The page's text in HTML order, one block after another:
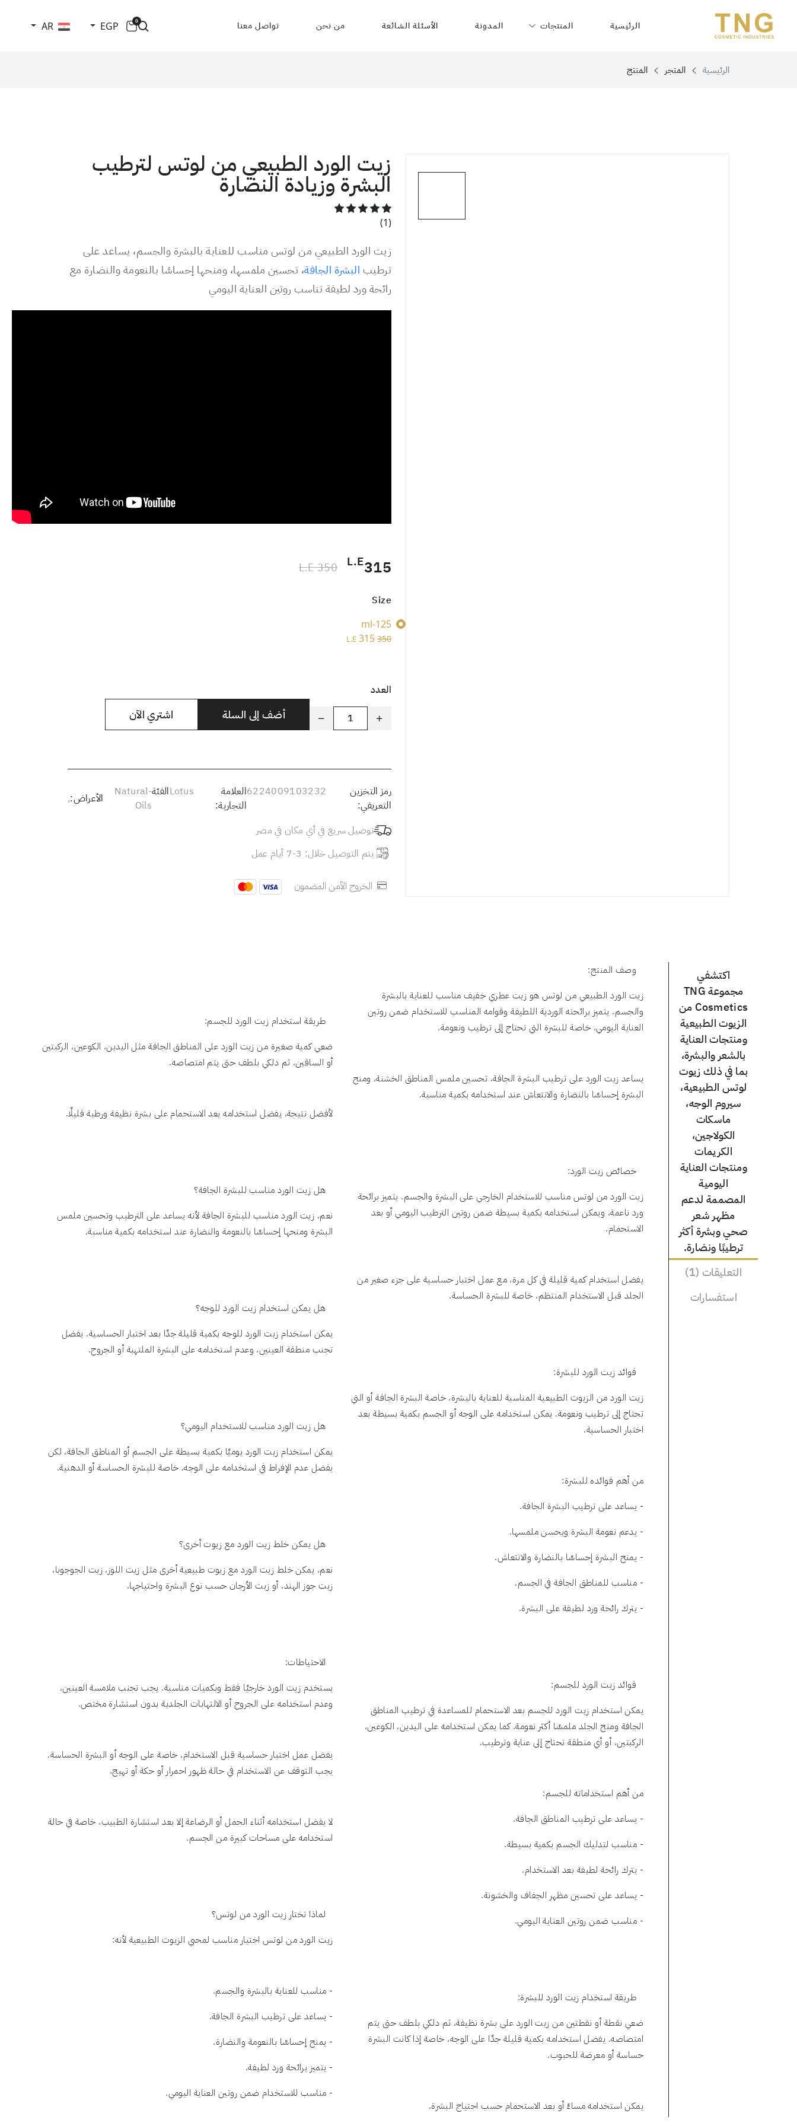
الرئيسية المنتجات المدونة الأسئلة الشائعة من نحن تواصل معنا 0
EGP
AR
الرئيسية المتجر المنتج
زيت الورد الطبيعي من لوتس لترطيب
البشرة وزيادة النضارة
(1)
زيت الورد الطبيعي من لوتس مناسب للعناية بالبشرة والجسم، يساعد على
ترطيب البشرة الجافة، تحسين ملمسها، ومنحها إحساسًا بالنعومة والنضارة مع
رائحة ورد لطيفة تناسب روتين العناية اليومي
315
L.E
350 L.E
Size
125-ml
L.E 315 350
العدد
أضف إلى السلة اشتري الآن
رمز التخزين
التعريفي:
6224009103232العلامة
التجارية:
LotusالفئةNatural-
Oils
الأعراض:,
توصيل سريع في أي مكان في مصر
يتم التوصيل خلال: 3-7 أيام عمل
الخروج الآمن المضمون
اكتشفي
مجموعة TNG
Cosmetics من
الزيوت الطبيعية
ومنتجات العناية
بالشعر والبشرة،
بما في ذلك زيوت
لوتس الطبيعية،
سيروم الوجه،
ماسكات
الكولاجين،
الكريمات
ومنتجات العناية
اليومية
المصممة لدعم
مظهر شعر
صحي وبشرة أكثر
ترطيبًا ونضارة.
التعليقات (1)
استفسارات
وصف المنتج:
زيت الورد الطبيعي من لوتس هو زيت عطري خفيف مناسب للعناية بالبشرة
والجسم. يتميز برائحته الوردية اللطيفة وقوامه المناسب للاستخدام ضمن روتين
العناية اليومي، خاصة للبشرة التي تحتاج إلى ترطيب ونعومة.
يساعد زيت الورد على ترطيب البشرة الجافة، تحسين ملمس المناطق الخشنة، ومنح
البشرة إحساسًا بالنضارة والانتعاش عند استخدامه بكمية مناسبة.
خصائص زيت الورد:
زيت الورد من لوتس مناسب للاستخدام الخارجي على البشرة والجسم. يتميز برائحة
ورد ناعمة، ويمكن استخدامه بكمية بسيطة ضمن روتين الترطيب اليومي أو بعد
الاستحمام.
يفضل استخدام كمية قليلة في كل مرة، مع عمل اختبار حساسية على جزء صغير من
الجلد قبل الاستخدام المنتظم، خاصة للبشرة الحساسة.
فوائد زيت الورد للبشرة:
زيت الورد من الزيوت الطبيعية المناسبة للعناية بالبشرة، خاصة البشرة الجافة أو التي
تحتاج إلى ترطيب ونعومة. يمكن استخدامه على الوجه أو الجسم بكمية بسيطة بعد
اختبار الحساسية.
من أهم فوائده للبشرة:
- يساعد على ترطيب البشرة الجافة.
- يدعم نعومة البشرة ويحسن ملمسها.
- يمنح البشرة إحساسًا بالنضارة والانتعاش.
- مناسب للمناطق الجافة في الجسم.
- يترك رائحة ورد لطيفة على البشرة.
فوائد زيت الورد للجسم:
يمكن استخدام زيت الورد للجسم بعد الاستحمام للمساعدة في ترطيب المناطق
الجافة ومنح الجلد ملمسًا أكثر نعومة. كما يمكن استخدامه على اليدين، الكوعين،
الركبتين، أو أي منطقة تحتاج إلى عناية وترطيب.
من أهم استخداماته للجسم:
- يساعد على ترطيب المناطق الجافة.
- مناسب لتدليك الجسم بكمية بسيطة.
- يترك رائحة لطيفة بعد الاستخدام.
- يساعد على تحسين مظهر الجفاف والخشونة.
- مناسب ضمن روتين العناية اليومي.
طريقة استخدام زيت الورد للبشرة:
ضعي نقطة أو نقطتين من زيت الورد على بشرة نظيفة، ثم دلكي بلطف حتى يتم
امتصاصه. يفضل استخدامه بكمية قليلة جدًا على الوجه، خاصة إذا كانت البشرة
حساسة أو معرضة للحبوب.
يمكن استخدامه مساءً أو بعد الاستحمام حسب احتياج البشرة.
طريقة استخدام زيت الورد للجسم:
ضعي كمية صغيرة من زيت الورد على المناطق الجافة مثل اليدين، الكوعين، الركبتين
أو الساقين، ثم دلكي بلطف حتى يتم امتصاصه.
لأفضل نتيجة، يفضل استخدامه بعد الاستحمام على بشرة نظيفة ورطبة قليلًا.
هل زيت الورد مناسب للبشرة الجافة؟
نعم، زيت الورد مناسب للبشرة الجافة لأنه يساعد على الترطيب وتحسين ملمس
البشرة ومنحها إحساسًا بالنعومة والنضارة عند استخدامه بكمية مناسبة.
هل يمكن استخدام زيت الورد للوجه؟
يمكن استخدام زيت الورد للوجه بكمية قليلة جدًا بعد اختبار الحساسية. يفضل
تجنب منطقة العينين، وعدم استخدامه على البشرة الملتهبة أو الجروح.
هل زيت الورد مناسب للاستخدام اليومي؟
يمكن استخدام زيت الورد يوميًا بكمية بسيطة على الجسم أو المناطق الجافة، لكن
يفضل عدم الإفراط في استخدامه على الوجه، خاصة للبشرة الحساسة أو الدهنية.
هل يمكن خلط زيت الورد مع زيوت أخرى؟
نعم، يمكن خلط زيت الورد مع زيوت طبيعية أخرى مثل زيت اللوز، زيت الجوجوبا،
زيت جوز الهند، أو زيت الأرجان حسب نوع البشرة واحتياجها.
الاحتياطات:
يستخدم زيت الورد خارجيًا فقط وبكميات مناسبة. يجب تجنب ملامسة العينين،
وعدم استخدامه على الجروح أو الالتهابات الجلدية بدون استشارة مختص.
يفضل عمل اختبار حساسية قبل الاستخدام، خاصة على الوجه أو البشرة الحساسة.
يجب التوقف عن الاستخدام في حالة ظهور احمرار أو حكة أو تهيج.
لا يفضل استخدامه أثناء الحمل أو الرضاعة إلا بعد استشارة الطبيب، خاصة في حالة
استخدامه على مساحات كبيرة من الجسم.
لماذا تختار زيت الورد من لوتس؟
زيت الورد من لوتس اختيار مناسب لمحبي الزيوت الطبيعية لأنه:
- مناسب للعناية بالبشرة والجسم.
- يساعد على ترطيب البشرة الجافة.
- يمنح إحساسًا بالنعومة والنضارة.
- يتميز برائحة ورد لطيفة.
- مناسب للاستخدام ضمن روتين العناية اليومي.